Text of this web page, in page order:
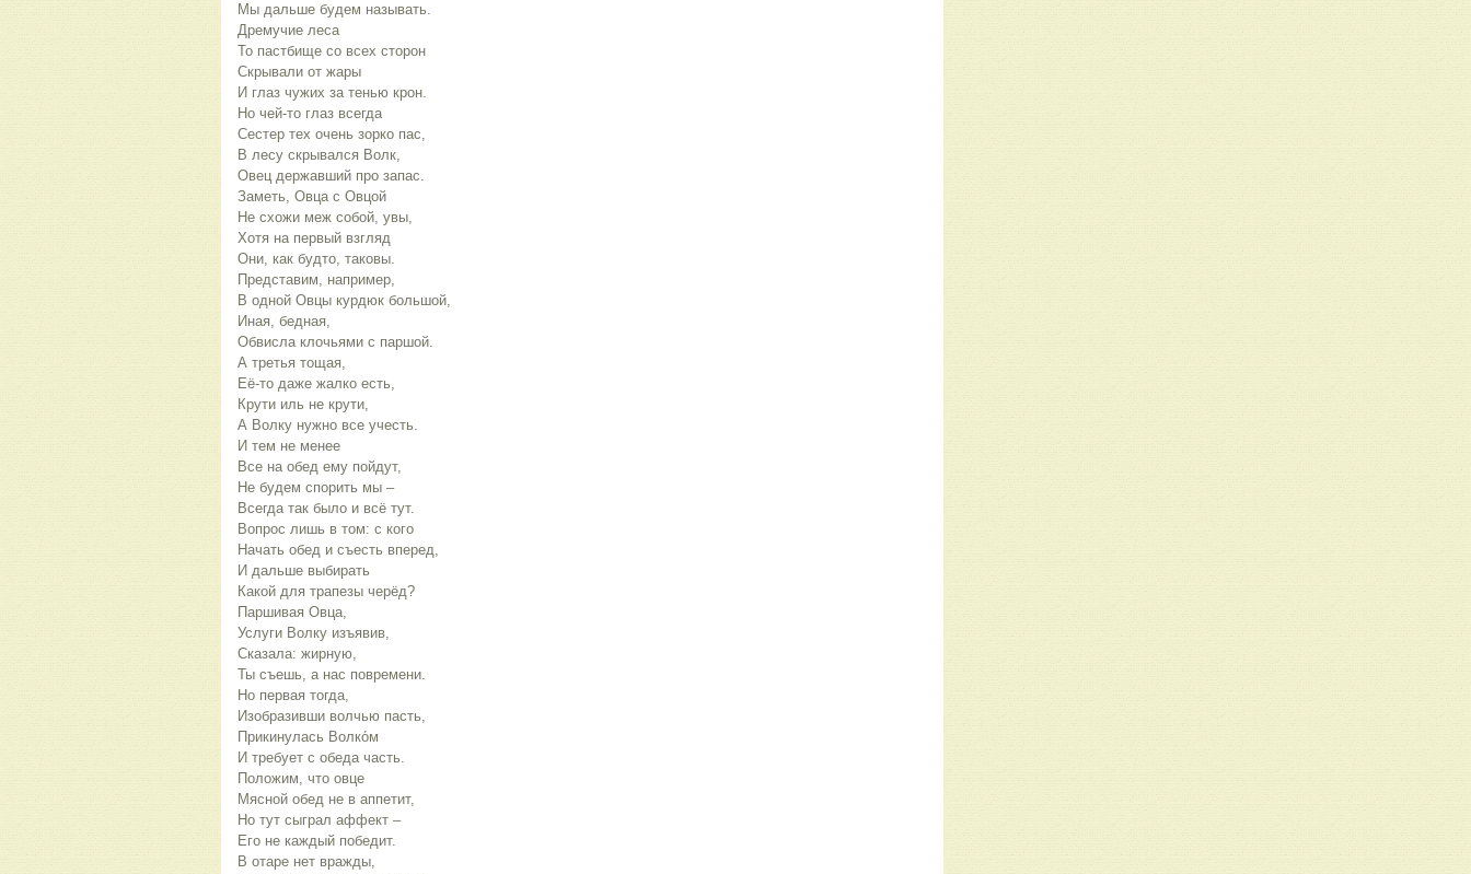
Мы дальше будем называть.
Дремучие леса
То пастбище со всех сторон
Скрывали от жары
И глаз чужих за тенью крон.
Но чей-то глаз всегда
Сестер тех очень зорко пас,
В лесу скрывался Волк,
Овец державший про запас.
Заметь, Овца с Овцой
Не схожи меж собой, увы,
Хотя на первый взгляд
Они, как будто, таковы.
Представим, например,
В одной Овцы курдюк большой,
Иная, бедная,
Обвисла клочьями с паршой.
А третья тощая,
Её-то даже жалко есть,
Крути иль не крути,
А Волку нужно все учесть.
И тем не менее
Все на обед ему пойдут,
Не будем спорить мы –
Всегда так было и всё тут.
Вопрос лишь в том: с кого
Начать обед и съесть вперед,
И дальше выбирать
Какой для трапезы черёд?
Паршивая Овца,
Услуги Волку изъявив,
Сказала: жирную,
Ты съешь, а нас повремени.
Но первая тогда,
Изобразивши волчью пасть,
Прикинулась Волко́м
И требует с обеда часть.
Положим, что овце
Мясной обед не в аппетит,
Но тут сыграл аффект ‒
Его не каждый победит.
В отаре нет вражды,